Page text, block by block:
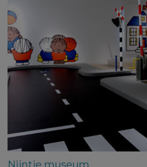
Nijntje museum